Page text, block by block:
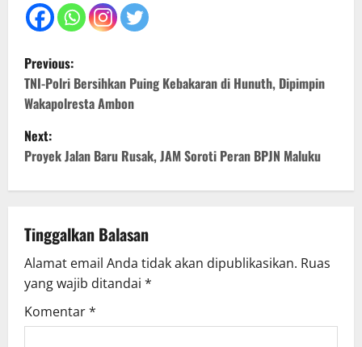
P
o
s
t
n
a
v
i
g
Previous:
TNI-Polri Bersihkan Puing Kebakaran di Hunuth, Dipimpin
Wakapolresta Ambon
Next:
Proyek Jalan Baru Rusak, JAM Soroti Peran BPJN Maluku
Tinggalkan Balasan
Alamat email Anda tidak akan dipublikasikan. Ruas
yang wajib ditandai *
Komentar*